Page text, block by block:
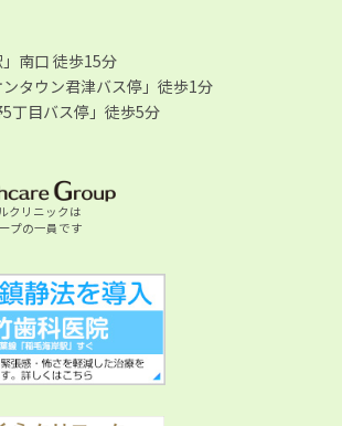
南口 徒歩15分
タウン君津バス停」徒歩1分
丁目バス停」徒歩5分
クリニックは
プの一員です